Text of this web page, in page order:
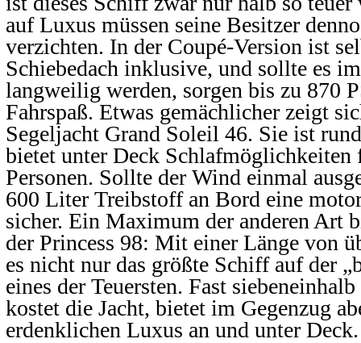
auf Luxus müssen seine Besitzer
verzichten. In der Coupé-Version ist
Schiebedach inklusive, und sollte es
langweilig werden, sorgen bis zu 870
Fahrspaß. Etwas gemächlicher zeigt
Segeljacht Grand Soleil 46. Sie ist
bietet unter Deck Schlafmöglichkeiten
Personen. Sollte der Wind einmal
600 Liter Treibstoff an Bord eine
sicher. Ein Maximum der anderen Art
der Princess 98: Mit einer Länge von
es nicht nur das größte Schiff auf der
eines der Teuersten. Fast
kostet die Jacht, bietet im Gegenzug
erdenklichen Luxus an und unter Deck.